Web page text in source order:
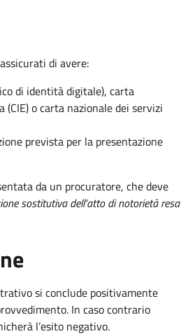
di avere:
di identità digitale), carta
(CIE) o carta nazionale dei servizi
prevista per la presentazione
da un procuratore, che deve
sostitutiva dell'atto di notorietà resa
si conclude positivamente
In caso contrario
l’esito negativo.